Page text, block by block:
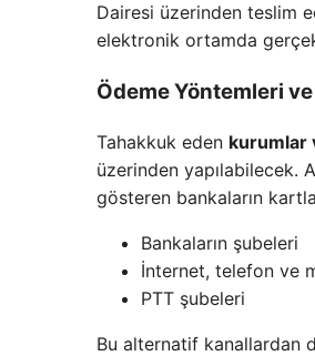
Dairesi üzerinden teslim
elektronik ortamda
Ödeme Yöntemleri ve
Tahakkuk eden kurumlar
üzerinden yapılabilecek.
gösteren bankaların
Bankaların şubeleri
İnternet, telefon ve
PTT şubeleri
Bu alternatif kanallardan